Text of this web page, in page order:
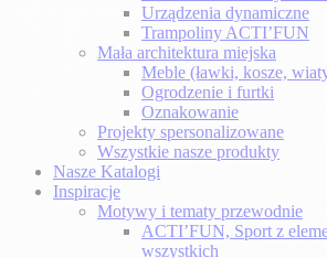
Urządzenia dynamiczne
Trampoliny ACTI’FUN
Mała architektura miejska
Meble (ławki, kosze,
Ogrodzenie i furtki
Oznakowanie
Projekty spersonalizowane
Wszystkie nasze produkty
Nasze Katalogi
Inspiracje
Motywy i tematy przewodnie
ACTI’FUN, Sport z
wszystkich